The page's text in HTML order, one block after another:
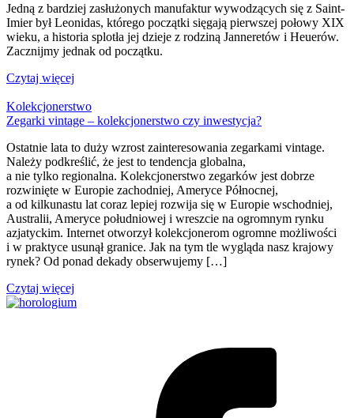
Jedną z bardziej zasłużonych manufaktur wywodzących się z Saint-
Imier był Leonidas, którego początki sięgają pierwszej połowy XIX
wieku, a historia splotła jej dzieje z rodziną Janneretów i Heuerów.
Zacznijmy jednak od początku.
Czytaj więcej
Kolekcjonerstwo
Zegarki vintage – kolekcjonerstwo czy inwestycja?
Ostatnie lata to duży wzrost zainteresowania zegarkami vintage.
Należy podkreślić, że jest to tendencja globalna,
a nie tylko regionalna. Kolekcjonerstwo zegarków jest dobrze
rozwinięte w Europie zachodniej, Ameryce Północnej,
a od kilkunastu lat coraz lepiej rozwija się w Europie wschodniej,
Australii, Ameryce południowej i wreszcie na ogromnym rynku
azjatyckim. Internet otworzył kolekcjonerom ogromne możliwości
i w praktyce usunął granice. Jak na tym tle wygląda nasz krajowy
rynek? Od ponad dekady obserwujemy […]
Czytaj więcej